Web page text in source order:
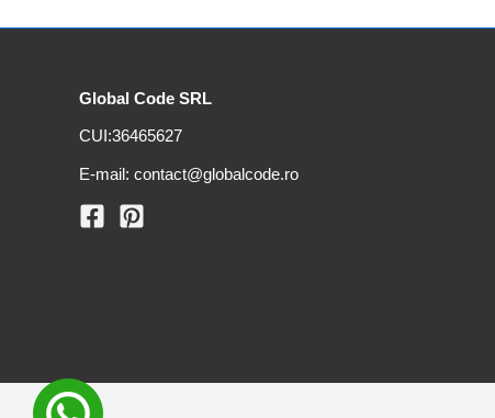
Global Code SRL
CUI:36465627
E-mail: contact@globalcode.ro